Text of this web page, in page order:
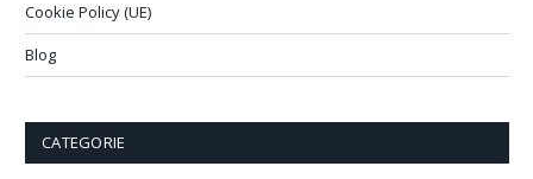
Cookie Policy (UE)
Blog
CATEGORIE